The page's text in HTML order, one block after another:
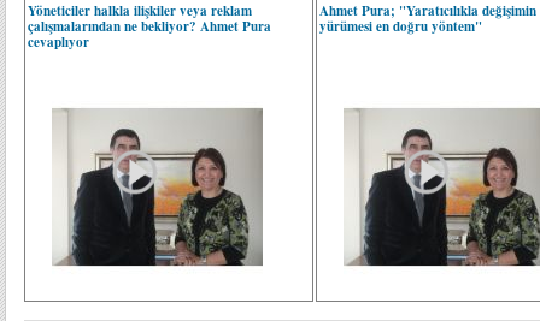
Yöneticiler halkla ilişkiler veya reklam
çalışmalarından ne bekliyor? Ahmet Pura
cevaplıyor
Ahmet Pura; "Yaratıcılıkla
yürümesi en doğru yöntem"